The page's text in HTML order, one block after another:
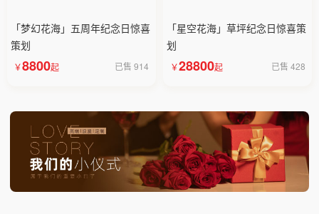
「梦幻花海」五周年纪念日惊喜
策划
8800 已售 914
「星空花海」草坪纪念日惊喜策
划
28800 已售 428